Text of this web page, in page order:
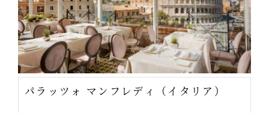
パラッツォ マンフレディ（イタリア）